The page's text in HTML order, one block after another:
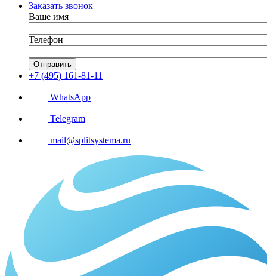
Заказать звонок
Ваше имя
Телефон
Отправить
+7 (495) 161-81-11
WhatsApp
Telegram
mail@splitsystema.ru